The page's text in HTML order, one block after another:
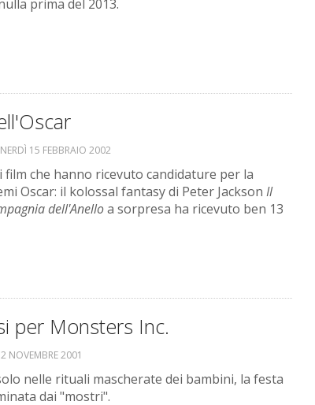
prima del 2013.
15 FEBBRAIO 2002
che hanno ricevuto candidature per la
Oscar: il kolossal fantasy di Peter Jackson Il
dell'Anelloa sorpresa ha ricevuto ben 13
per Monsters Inc.
NOVEMBRE 2001
nelle rituali mascherate dei bambini, la festa
dai "mostri".